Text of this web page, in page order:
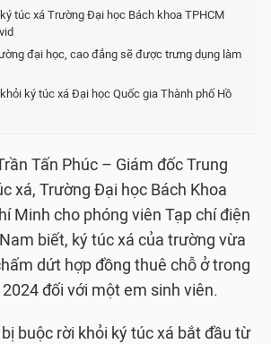
túc xá Trường Đại học Bách khoa TPHCM
đại học, cao đẳng sẽ được trưng dụng làm
ký túc xá Đại học Quốc gia Thành phố Hồ
Tấn Phúc – Giám đốc Trung
xá, Trường Đại học Bách Khoa
Minh cho phóng viên Tạp chí điện
biết, ký túc xá của trường vừa
dứt hợp đồng thuê chỗ ở trong
đối với một em sinh viên.
buộc rời khỏi ký túc xá bắt đầu từ